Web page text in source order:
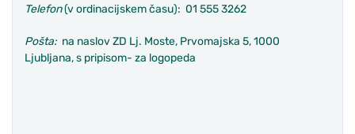
Telefon(v ordinacijskem času): 01 555 3262
Pošta: na naslov ZD Lj. Moste, Prvomajska 5, 1000
Ljubljana, s pripisom- za logopeda